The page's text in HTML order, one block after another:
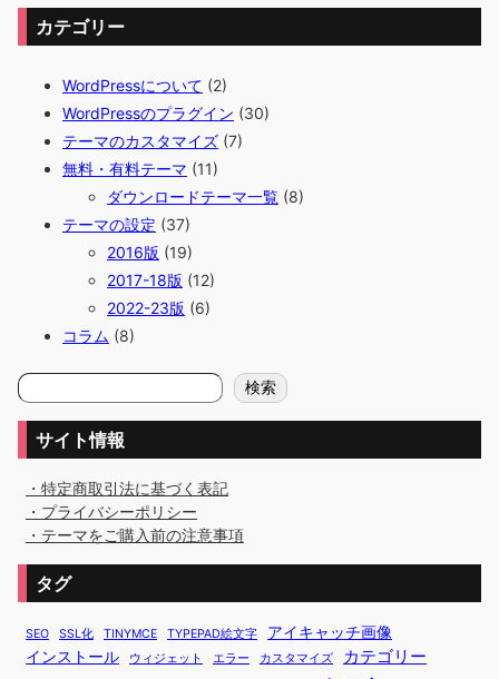
カテゴリー
WordPressについて (2)
WordPressのプラグイン (30)
テーマのカスタマイズ (7)
無料・有料テーマ (11)
ダウンロードテーマ一覧 (8)
テーマの設定 (37)
2016版 (19)
2017-18版 (12)
2022-23版 (6)
コラム (8)
検
索
検索
サイト情報
・特定商取引法に基づく表記
・プライバシーポリシー
・テーマをご購入前の注意事項
タグ
SEO SSL化 TINYMCE TYPEPAD絵文字
アイキャッチ画像
インストール
ウィジェット エラー カスタマイズ カテゴリー